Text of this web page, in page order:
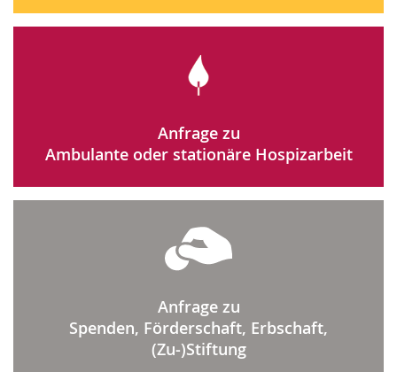
Anfrage zu
Ambulante oder stationäre Hospizarbeit
Anfrage zu
Spenden, Förderschaft, Erbschaft,
(Zu-)Stiftung